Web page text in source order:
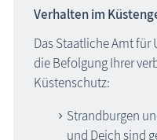
Verhalten im
Das Staatliche Amt
die Befolgung Ihrer
Küstenschutz:
Strandburgen
und Deich sind